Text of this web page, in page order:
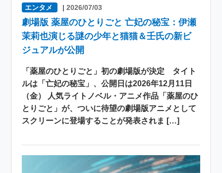
エンタメ |2026/07/03
劇場版 薬屋のひとりごと 亡妃の秘宝：伊瀬
茉莉也演じる謎の少年と猫猫＆壬氏の新ビ
ジュアルが公開
「薬屋のひとりごと」初の劇場版が決定 タイト
ルは「亡妃の秘宝」、公開日は2026年12月11日
（金） 人気ライトノベル・アニメ作品「薬屋のひ
とりごと」が、ついに待望の劇場版アニメとして
スクリーンに登場することが発表されま […]